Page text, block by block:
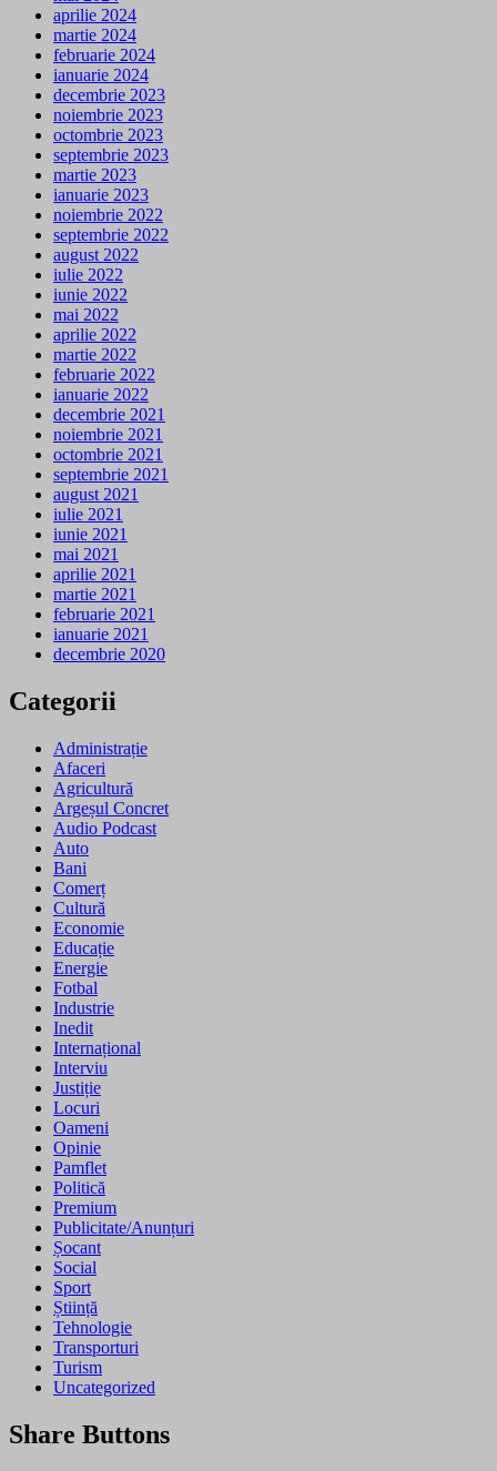
aprilie 2024
martie 2024
februarie 2024
ianuarie 2024
decembrie 2023
noiembrie 2023
octombrie 2023
septembrie 2023
martie 2023
ianuarie 2023
noiembrie 2022
septembrie 2022
august 2022
iulie 2022
iunie 2022
mai 2022
aprilie 2022
martie 2022
februarie 2022
ianuarie 2022
decembrie 2021
noiembrie 2021
octombrie 2021
septembrie 2021
august 2021
iulie 2021
iunie 2021
mai 2021
aprilie 2021
martie 2021
februarie 2021
ianuarie 2021
decembrie 2020
Categorii
Administrație
Afaceri
Agricultură
Argeșul Concret
Audio Podcast
Auto
Bani
Comerț
Cultură
Economie
Educație
Energie
Fotbal
Industrie
Inedit
Internațional
Interviu
Justiție
Locuri
Oameni
Opinie
Pamflet
Politică
Premium
Publicitate/Anunțuri
Șocant
Social
Sport
Știință
Tehnologie
Transporturi
Turism
Uncategorized
Share Buttons